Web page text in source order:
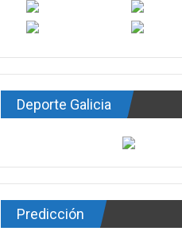
Deporte Galicia
Predicción